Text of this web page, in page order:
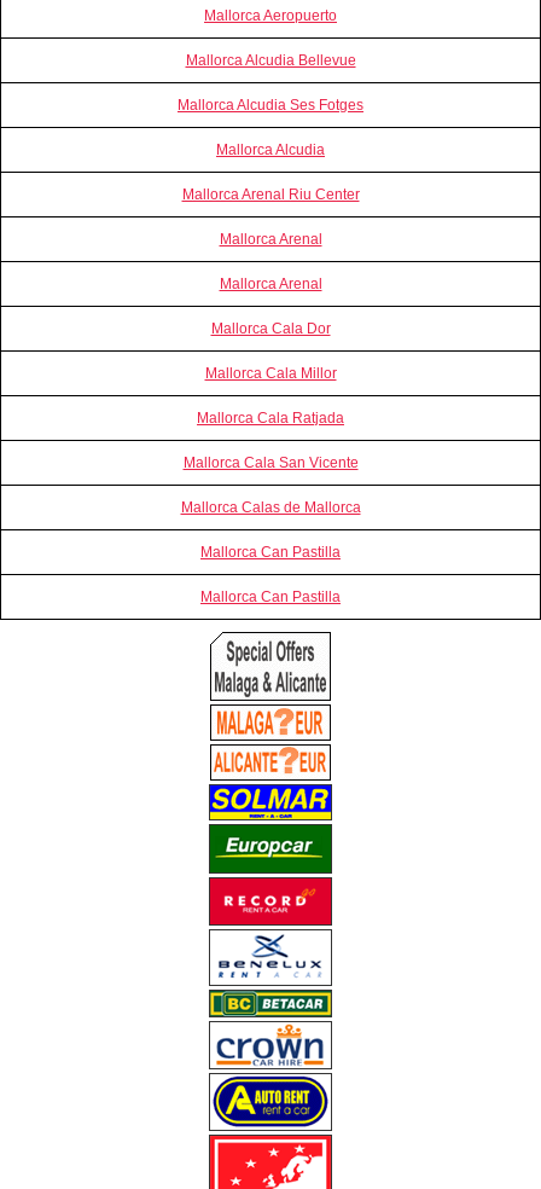
Mallorca Aeropuerto
Mallorca Alcudia Bellevue
Mallorca Alcudia Ses Fotges
Mallorca Alcudia
Mallorca Arenal Riu Center
Mallorca Arenal
Mallorca Arenal
Mallorca Cala Dor
Mallorca Cala Millor
Mallorca Cala Ratjada
Mallorca Cala San Vicente
Mallorca Calas de Mallorca
Mallorca Can Pastilla
Mallorca Can Pastilla